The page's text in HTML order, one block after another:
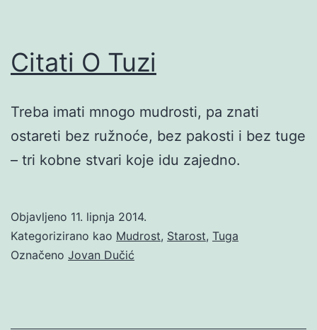
Citati O Tuzi
Treba imati mnogo mudrosti, pa znati
ostareti bez ružnoće, bez pakosti i bez tuge
– tri kobne stvari koje idu zajedno.
Objavljeno 11. lipnja 2014.
Kategorizirano kao Mudrost, Starost, Tuga
Označeno Jovan Dučić